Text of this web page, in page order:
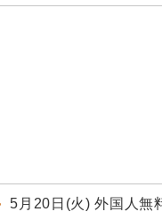
5月20日(火) 外国人無